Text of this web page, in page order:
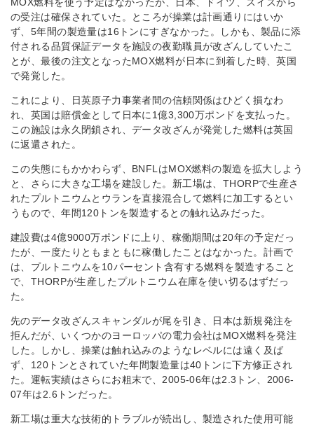
の受注は確保されていた。ところが操業は計画通りにはいか
ず、5年間の製造量は16トンにすぎなかった。しかも、製品に添
付される品質保証データを施設の夜勤職員が改ざんしていたこ
とが、最後の注文となったMOX燃料が日本に到着した時、英国
で発覚した。
これにより、日英原子力事業者間の信頼関係はひどく損なわ
れ、英国は賠償金として日本に1億3,300万ポンドを支払った。
この施設は永久閉鎖され、データ改ざんが発覚した燃料は英国
に返還された。
この失態にもかかわらず、BNFLはMOX燃料の製造を拡大しよう
と、さらに大きな工場を建設した。新工場は、THORPで生産さ
れたプルトニウムとウランを直接混合して燃料に加工するとい
うもので、年間120トンを製造するとの触れ込みだった。
建設費は4億9000万ポンドに上り、稼働期間は20年の予定だっ
たが、一度たりともまともに稼働したことはなかった。計画で
は、プルトニウムを10パーセント含有する燃料を製造すること
で、THORPが生産したプルトニウム在庫を使い切るはずだっ
た。
先のデータ改ざんスキャンダルが尾を引き、日本は新規発注を
拒んだが、いくつかのヨーロッパの電力会社はMOX燃料を発注
した。しかし、操業は触れ込みのようなレベルには遠く及ば
ず、120トンとされていた年間製造量は40トンに下方修正され
た。運転実績はさらにお粗末で、2005-06年は2.3トン、2006-
07年は2.6トンだった。
新工場は重大な技術的トラブルが続出し、製造された使用可能